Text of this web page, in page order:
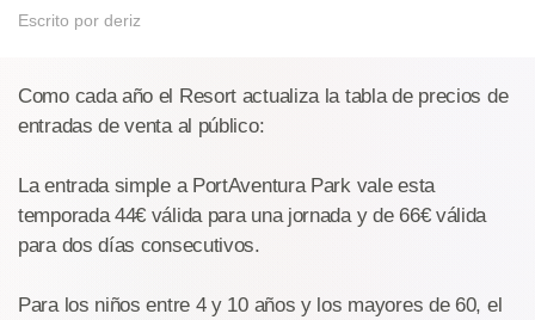
Escrito por deriz
Como cada año el Resort actualiza la tabla de precios de
entradas de venta al público:
La entrada simple a PortAventura Park vale esta
temporada 44€ válida para una jornada y de 66€ válida
para dos días consecutivos.
Para los niños entre 4 y 10 años y los mayores de 60, el